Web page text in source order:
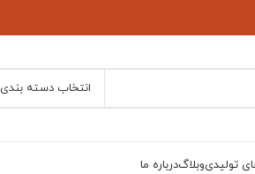
انتخاب دسته بندی
تولیدیوبلاگدرباره ما